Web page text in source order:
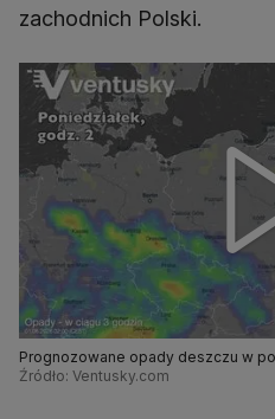
zachodnich Polski.
Prognozowane opady deszczu w
Źródło: Ventusky.com